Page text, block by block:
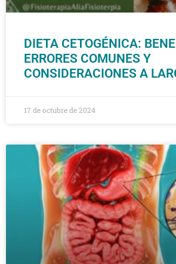
DIETA CETOGÉNICA:
ERRORES COMUNES Y
CONSIDERACIONES A
17 de octubre de 2024